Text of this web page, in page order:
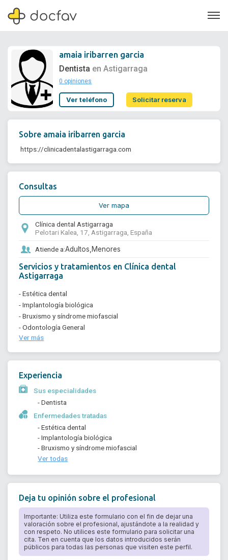
Soporte
¿Eres un doctor?
amaia iribarren garcia
Dentista en Astigarraga
0 opiniones
Ver teléfono Solicitar reserva
Sobre amaia iribarren garcia
https://clinicadentalastigarraga.com
Consultas
Ver mapa
Clínica dental Astigarraga
Pelotari Kalea, 17, Astigarraga, España
Atiende a:Adultos, Menores
Servicios y tratamientos en Clínica dental
Astigarraga
- Estética dental
- Implantología biológica
- Bruxismo y síndrome miofascial
- Odontología General
Ver más
Experiencia
Sus especialidades
- Dentista
Enfermedades tratadas
- Estética dental
- Implantología biológica
- Bruxismo y síndrome miofascial
Ver todas
Deja tu opinión sobre el profesional
Importante: Utiliza este formulario con el fin de dejar una
valoración sobre el profesional, ajustándote a la realidad y
con respeto. No utilices este formulario para solicitar una
cita. Ten en cuenta que los datos introducidos serán
públicos para todas las personas que visiten este perfil.